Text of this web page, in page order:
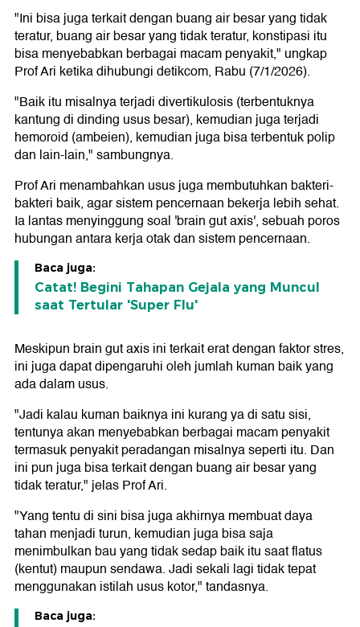
"Ini bisa juga terkait dengan buang air besar yang tidak
teratur, buang air besar yang tidak teratur, konstipasi itu
bisa menyebabkan berbagai macam penyakit," ungkap
Prof Ari ketika dihubungi detikcom, Rabu (7/1/2026).
"Baik itu misalnya terjadi divertikulosis (terbentuknya
kantung di dinding usus besar), kemudian juga terjadi
hemoroid (ambeien), kemudian juga bisa terbentuk polip
dan lain-lain," sambungnya.
Prof Ari menambahkan usus juga membutuhkan bakteri-
bakteri baik, agar sistem pencernaan bekerja lebih sehat.
Ia lantas menyinggung soal 'brain gut axis', sebuah poros
hubungan antara kerja otak dan sistem pencernaan.
Baca juga:
Catat! Begini Tahapan Gejala yang Muncul
saat Tertular 'Super Flu'
Meskipun brain gut axis ini terkait erat dengan faktor stres,
ini juga dapat dipengaruhi oleh jumlah kuman baik yang
ada dalam usus.
"Jadi kalau kuman baiknya ini kurang ya di satu sisi,
tentunya akan menyebabkan berbagai macam penyakit
termasuk penyakit peradangan misalnya seperti itu. Dan
ini pun juga bisa terkait dengan buang air besar yang
tidak teratur," jelas Prof Ari.
"Yang tentu di sini bisa juga akhirnya membuat daya
tahan menjadi turun, kemudian juga bisa saja
menimbulkan bau yang tidak sedap baik itu saat flatus
(kentut) maupun sendawa. Jadi sekali lagi tidak tepat
menggunakan istilah usus kotor," tandasnya.
Baca juga: